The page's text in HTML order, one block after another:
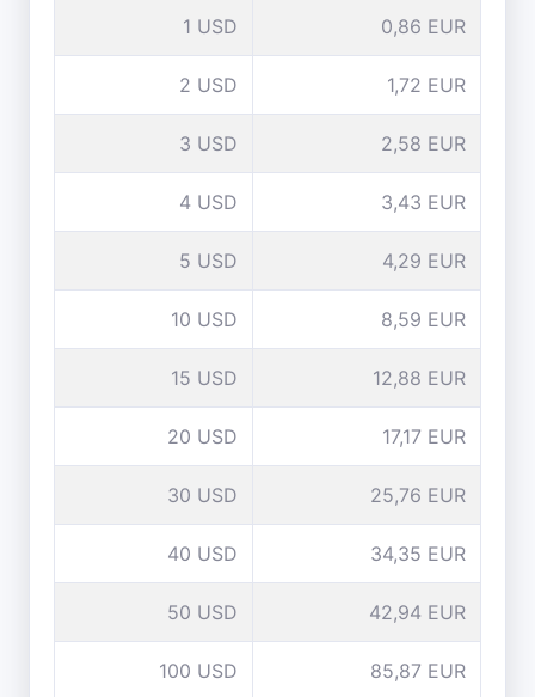
1 USD 0,86 EUR
2 USD 1,72 EUR
3 USD 2,58 EUR
4 USD 3,43 EUR
5 USD 4,29 EUR
10 USD 8,59 EUR
15 USD 12,88 EUR
20 USD 17,17 EUR
30 USD 25,76 EUR
40 USD 34,35 EUR
50 USD 42,94 EUR
100 USD 85,87 EUR